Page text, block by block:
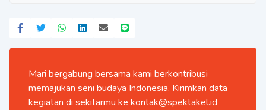
Mari bergabung bersama kami berkontribusi
memajukan seni budaya Indonesia. Kirimkan data
kegiatan di sekitarmu ke kontak@spektakel.id